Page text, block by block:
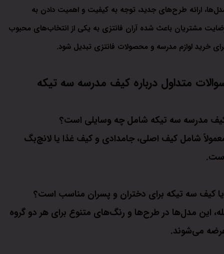
ارائه طرح‌های جدید، توجه به کیفیت و اهمیت دادن به
مشتریان باعث شده آران فانتزی به یکی از انتخاب‌های محبوب
خرید لوازم مدرسه و محصولات فانتزی تبدیل شود.
متداول درباره کیف مدرسه سه تیکه
مدرسه سه تیکه شامل چه وسایلی است؟
شامل کیف اصلی، جامدادی و کیف غذا یا لانچ‌بگ
کیف سه تیکه برای دختران و پسران مناسب است؟
این مدل‌ها در طرح‌ها و رنگ‌های متنوع برای هر دو گروه
می‌شوند.